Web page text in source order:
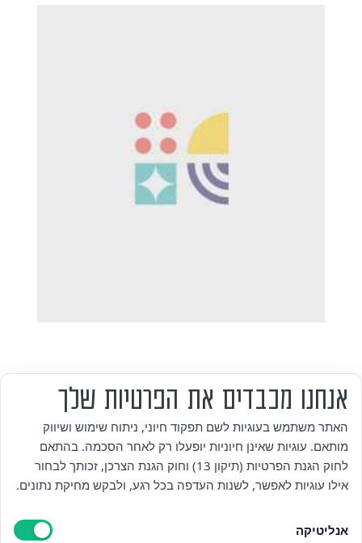
אזור אישי
מדיניות פרטיות
הצהרת נגישות
אנחנו מכבדים את הפרטיות שלך
האתר משתמש בעוגיות לשם תפקוד חיוני, ניתוח שימוש ושיווק
מותאם. עוגיות שאינן חיוניות יופעלו רק לאחר הסכמה. בהתאם
לחוק הגנת הפרטיות (תיקון 13) וחוק הגנת הצרכן, זכותך לבחור
אילו עוגיות לאפשר, לשנות העדפה בכל רגע, ולבקש מחיקת נתונים.
אנליטיקה